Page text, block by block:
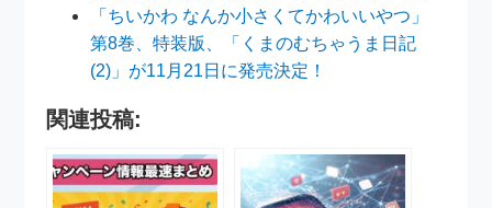
「ちいかわ なんか小さくてかわいいやつ」
第8巻、特装版、「くまのむちゃうま日記
(2)」が11月21日に発売決定！
関連投稿: